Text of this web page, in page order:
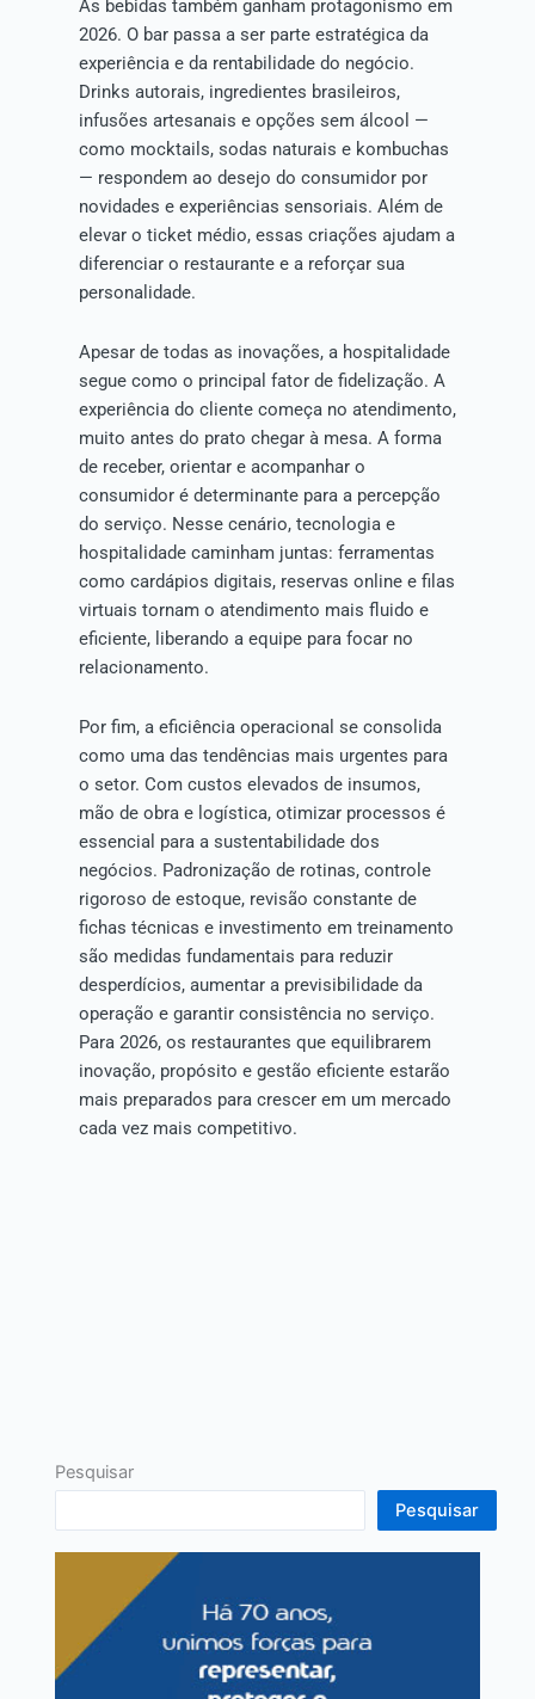
As bebidas também ganham protagonismo em
2026. O bar passa a ser parte estratégica da
experiência e da rentabilidade do negócio.
Drinks autorais, ingredientes brasileiros,
infusões artesanais e opções sem álcool —
como mocktails, sodas naturais e kombuchas
— respondem ao desejo do consumidor por
novidades e experiências sensoriais. Além de
elevar o ticket médio, essas criações ajudam a
diferenciar o restaurante e a reforçar sua
personalidade.
Apesar de todas as inovações, a hospitalidade
segue como o principal fator de fidelização. A
experiência do cliente começa no atendimento,
muito antes do prato chegar à mesa. A forma
de receber, orientar e acompanhar o
consumidor é determinante para a percepção
do serviço. Nesse cenário, tecnologia e
hospitalidade caminham juntas: ferramentas
como cardápios digitais, reservas online e filas
virtuais tornam o atendimento mais fluido e
eficiente, liberando a equipe para focar no
relacionamento.
Por fim, a eficiência operacional se consolida
como uma das tendências mais urgentes para
o setor. Com custos elevados de insumos,
mão de obra e logística, otimizar processos é
essencial para a sustentabilidade dos
negócios. Padronização de rotinas, controle
rigoroso de estoque, revisão constante de
fichas técnicas e investimento em treinamento
são medidas fundamentais para reduzir
desperdícios, aumentar a previsibilidade da
operação e garantir consistência no serviço.
Para 2026, os restaurantes que equilibrarem
inovação, propósito e gestão eficiente estarão
mais preparados para crescer em um mercado
cada vez mais competitivo.
Pesquisar
Pesquisar